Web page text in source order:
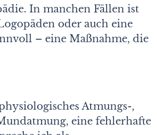
In manchen Fällen ist
oder auch eine
– eine Maßnahme, die
Atmungs-,
eine fehlerhafte